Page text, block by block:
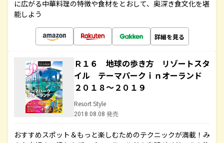
に広がる中華料理の特徴や食材をとおして、奥深き食文化を堪
能しよう
詳細を見る
Ｒ１６ 地球の歩き方 リゾートスタ
イル テーマパークｉｎオーランド
２０１８～２０１９
Resort Style
2018.08.08 発売
おすすめスポット＆もっと楽しむためのテクニックが満載！み